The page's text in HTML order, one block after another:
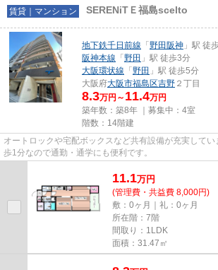
賃貸｜マンション SERENiTＥ福島scelto
地下鉄千日前線 「 野田阪神 」駅 徒
阪神本線 「 野田 」駅 徒歩3分
大阪環状線 「 野田 」駅 徒歩5分
大阪府大阪市福島区吉野 ２丁目
8.3万円～ 11.4万円
築年数：築8年 ｜募集中： 4室
階数：14階建
オートロックや宅配ボックスなど共有設備が充実して
歩1分なので通勤・通学にも便利です。
11.1万円
(管理費・共益費 8,000円)
敷：0ヶ月｜礼：0ヶ月
所在階：7階
間取り：1LDK
面積：31.47㎡